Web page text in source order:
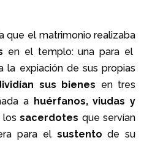
que el matrimonio realizaba
en el templo: una para el
la expiación de sus propias
sus bienes en tres
a huérfanos, viudas y
lossacerdotes que servían
para el sustento de su